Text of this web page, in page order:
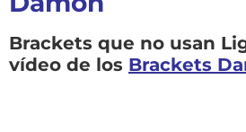
Brackets que no usan
vídeo de los Brackets